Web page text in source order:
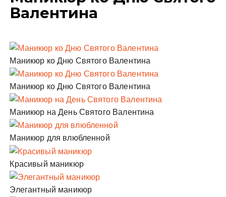
Валентина
Маникюр ко Дню Святого Валентина
Маникюр ко Дню Святого Валентина
Маникюр на День Святого Валентина
Маникюр для влюбленной
Красивый маникюр
Элегантный маникюр